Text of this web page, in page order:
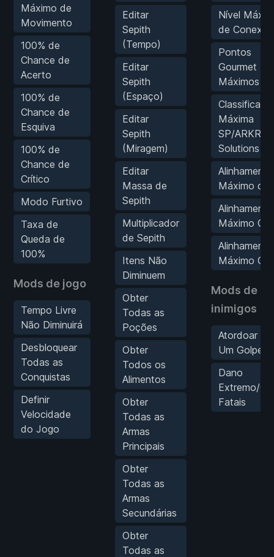
Máximo de
Movimento
100% de
Chance de
Acerto
100% de
Chance de
Esquiva
100% de
Chance de
Crítico
Modo Furtivo
Taxa de
Queda de
100%
Mods de jogo
Tempo Livre
Não Diminuirá
Desbloquear
Todas as
Conquistas
Definir
Velocidade
do Jogo
Editar
Sepith
(Tempo)
Editar
Sepith
(Espaço)
Editar
Sepith
(Miragem)
Editar
Massa de
Sepith
Multiplicador
de Sepith
Itens Não
Diminuem
Obter
Todas as
Poções
Obter
Todos os
Alimentos
Obter
Todas as
Armas
Principais
Obter
Todas as
Armas
Secundárias
Obter
Todas as
Nível
de Conexão
Pontos
Gourmet
Máximos
Máxima
SP/
Solutions
Alinhamento
Máximo da
Alinhamento
Máximo
Alinhamento
Máximo
Mods de
inimigos
Atordoar
Um Golpe
Dano
Extremo/
Fatais